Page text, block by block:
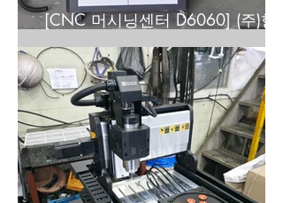
[CNC 머시닝센터 D6060] (주)한
**본 납품후기